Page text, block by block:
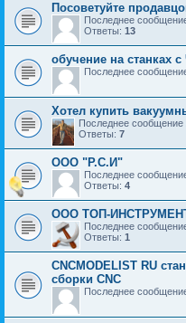
Посоветуйте
Последнее
Ответы: 13
обучение на станках
Последнее
Хотел купить
Последнее сообщение
Ответы: 7
ООО "Р.С.И"
Последнее
Ответы: 4
ООО ТОП-
Последнее
Ответы: 1
CNCMODELIST RU
сборки CNC
Последнее